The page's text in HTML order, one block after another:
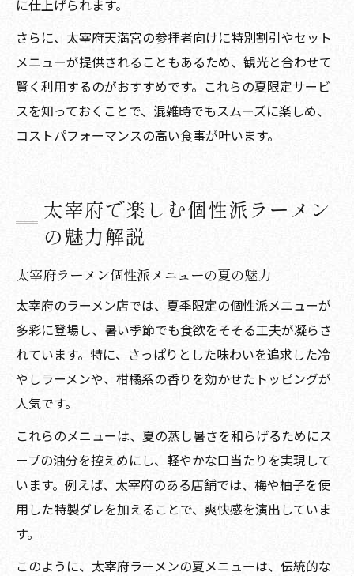
に仕上げられます。
さらに、太宰府天満宮の参拝者向けに特別割引やセット
メニューが提供されることもあるため、観光と合わせて
賢く利用するのがおすすめです。これらの夏限定サービ
スを知っておくことで、混雑時でもスムーズに楽しめ、
コストパフォーマンスの高い食事が叶います。
太宰府で楽しむ個性派ラーメン
の魅力解説
太宰府ラーメン個性派メニューの夏の魅力
太宰府のラーメン店では、夏季限定の個性派メニューが
多彩に登場し、暑い季節でも食欲をそそる工夫が凝らさ
れています。特に、さっぱりとした味わいを追求した冷
やしラーメンや、柑橘系の香りを効かせたトッピングが
人気です。
これらのメニューは、夏の蒸し暑さを和らげるためにス
ープの油分を控えめにし、軽やかな口当たりを実現して
います。例えば、太宰府のある店舗では、梅や柚子を使
用した特製ダレを加えることで、爽快感を演出していま
す。
このように、太宰府ラーメンの夏メニューは、伝統的な